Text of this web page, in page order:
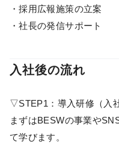
・採用広報施策の立案
・社長の発信サポート
入社後の流れ
▽STEP1：導入研修（入
まずはBESWの事業や
て学びます。